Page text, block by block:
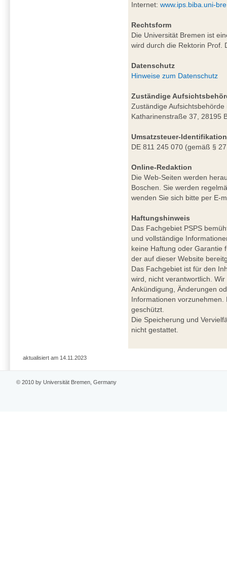
Internet:www.ips.biba.uni-
Rechtsform
Die Universität Bremen ist
wird durch die Rektorin Prof.
Datenschutz
Hinweise zum Datenschutz
Zuständige
Zuständige
Katharinenstraße 37, 28195
Umsatzsteuer-
DE 811 245 070 (gemäß §
Online-Redaktion
Die Web-Seiten werden
Boschen. Sie werden
wenden Sie sich bitte per E-
Haftungshinweis
Das Fachgebiet PSPS
und vollständige
keine Haftung oder Garantie
der auf dieser Website
Das Fachgebiet ist für den
wird, nicht verantwortlich.
Ankündigung, Änderungen
Informationen
geschützt.
Die Speicherung und
nicht gestattet.
aktualisiert am 14.11.2023
© 2010 by Universität Bremen, Germany